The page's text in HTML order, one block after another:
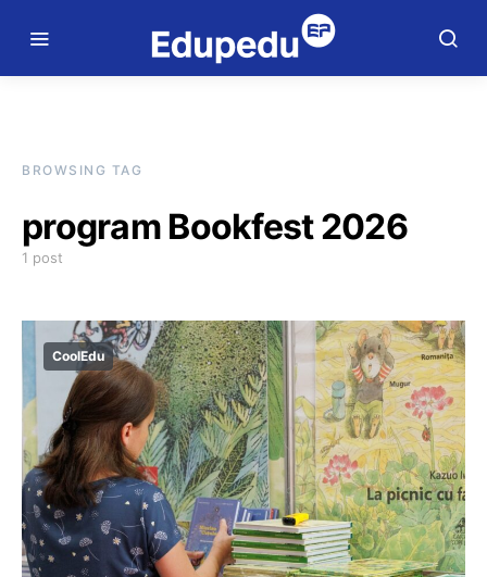
BROWSING TAG
program Bookfest 2026
1 post
CoolEdu